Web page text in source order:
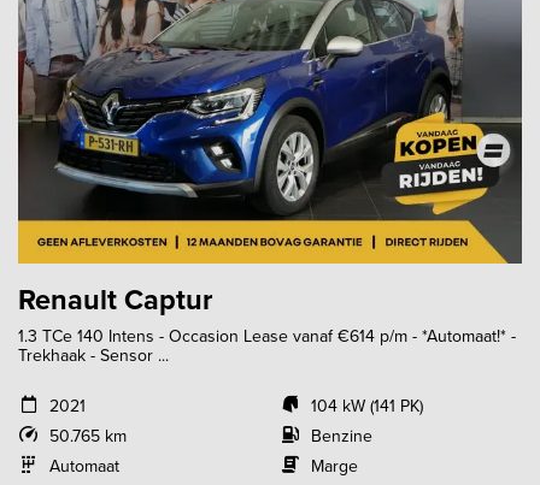
Renault Captur
1.3 TCe 140 Intens - Occasion Lease vanaf €614 p/m - *Automaat!* -
Trekhaak - Sensor ...
2021
50.765 km
Automaat
104 kW (141 PK)
Benzine
Marge